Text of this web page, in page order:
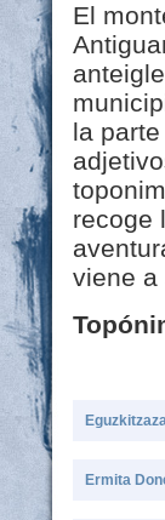
El
la
recoge
viene a
Ermita